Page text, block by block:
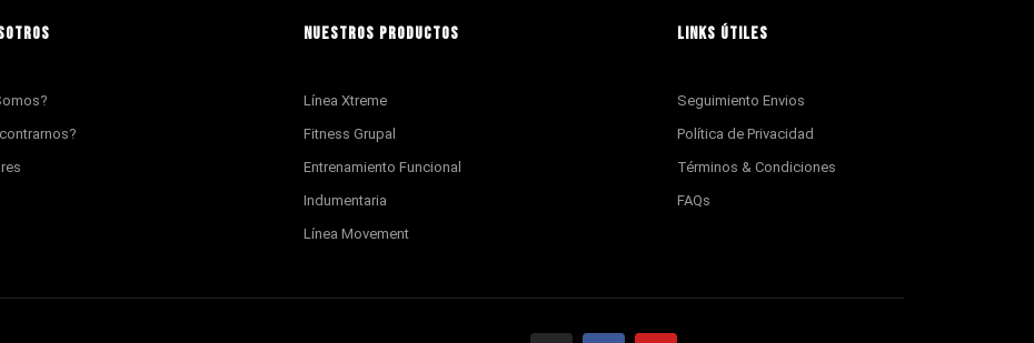
NUESTROS PRODUCTOS
Línea Xtreme
Fitness Grupal
Entrenamiento Funcional
Indumentaria
Línea Movement
LINKS ÚTILES
Seguimiento Envios
Política de Privacidad
Términos & Condiciones
FAQs